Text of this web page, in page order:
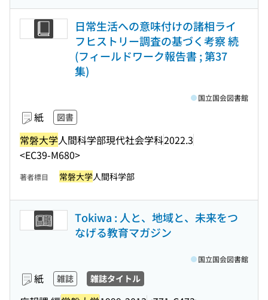
日常生活への意味付けの諸相ライ
フヒストリー調査の基づく考察 続
(フィールドワーク報告書 ; 第37
集)
紙 図書
常磐大学人間科学部現代社会学科2022.3
<EC39-M680>
国立国会図書館
著者標目 常磐大学人間科学部
Tokiwa : 人と、地域と、未来をつ
なげる教育マガジン
紙 雑誌 雑誌タイトル
国立国会図書館